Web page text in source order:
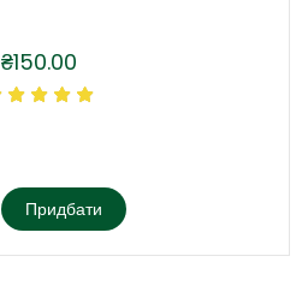
₴150.00
Придбати